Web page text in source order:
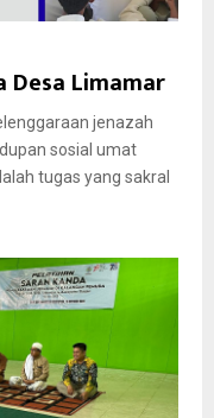
Desa Limamar
jenazah
sosial umat
tugas yang sakral